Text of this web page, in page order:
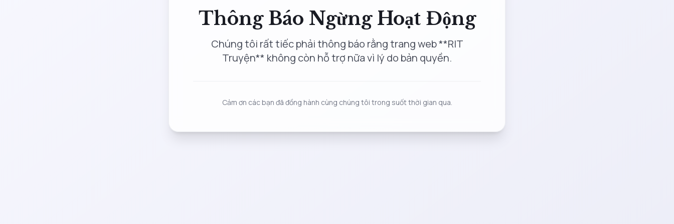
Thông Báo Ngừng Hoạt Động
Chúng tôi rất tiếc phải thông báo rằng trang web **RIT
Truyện** không còn hỗ trợ nữa vì lý do bản quyền.
Cảm ơn các bạn đã đồng hành cùng chúng tôi trong suốt thời gian qua.